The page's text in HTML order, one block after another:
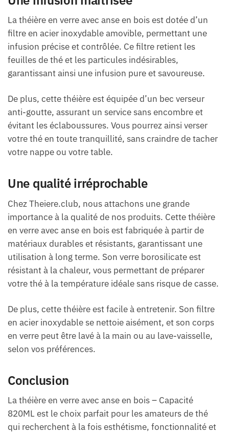
La théière en verre avec anse en bois est dotée d’un
filtre en acier inoxydable amovible, permettant une
infusion précise et contrôlée. Ce filtre retient les
feuilles de thé et les particules indésirables,
garantissant ainsi une infusion pure et savoureuse.
De plus, cette théière est équipée d’un bec verseur
anti-goutte, assurant un service sans encombre et
évitant les éclaboussures. Vous pourrez ainsi verser
votre thé en toute tranquillité, sans craindre de tacher
votre nappe ou votre table.
Une qualité irréprochable
Chez Theiere.club, nous attachons une grande
importance à la qualité de nos produits. Cette théière
en verre avec anse en bois est fabriquée à partir de
matériaux durables et résistants, garantissant une
utilisation à long terme. Son verre borosilicate est
résistant à la chaleur, vous permettant de préparer
votre thé à la température idéale sans risque de casse.
De plus, cette théière est facile à entretenir. Son filtre
en acier inoxydable se nettoie aisément, et son corps
en verre peut être lavé à la main ou au lave-vaisselle,
selon vos préférences.
Conclusion
La théière en verre avec anse en bois – Capacité
820ML est le choix parfait pour les amateurs de thé
qui recherchent à la fois esthétisme, fonctionnalité et